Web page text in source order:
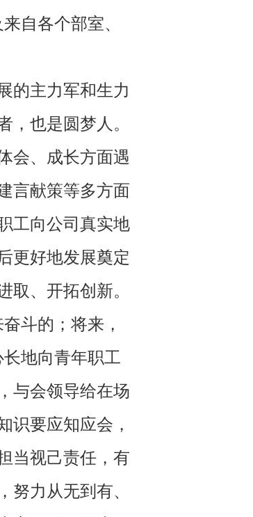
自各个部室、
的主力军和生力
，也是圆梦人。
会、成长方面遇
言献策等多方面
工向公司真实地
更好地发展奠定
取、开拓创新。
斗的；将来，
长地向青年职工
与会领导给在场
识要应知应会，
当视己责任，有
努力从无到有、